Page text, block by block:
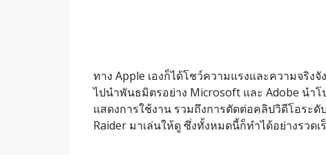
ทาง Apple เองก็ได้โชว์ความแรงและความจริง
ไปนำพันธมิตรอย่าง Microsoft และ Adobe นำ
แสดงการใช้งาน รวมถึงการตัดต่อคลิปวิดีโอระดั
Raider มาเล่นให้ดู ซึ่งทั้งหมดนี้ก็ทำได้อย่างรวด